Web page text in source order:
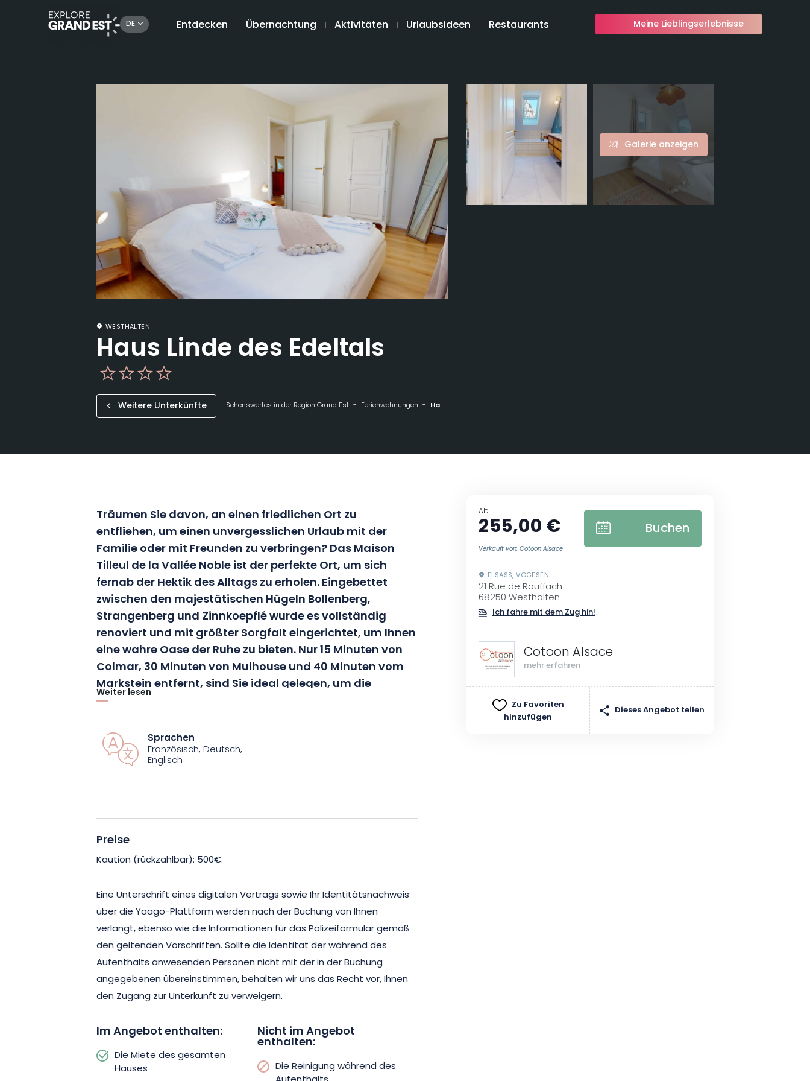
DE Entdecken Übernachtung Aktivitäten Urlaubsideen Restaurants Meine Lieblingserlebnisse
Galerie anzeigen
WESTHALTEN
Haus Linde des Edeltals
Weitere Unterkünfte Sehenswertes in der Region Grand Est Ferienwohnungen Haus Linde des Edeltals
Träumen Sie davon, an einen friedlichen Ort zu
entfliehen, um einen unvergesslichen Urlaub mit der
Familie oder mit Freunden zu verbringen? Das Maison
Tilleul de la Vallée Noble ist der perfekte Ort, um sich
fernab der Hektik des Alltags zu erholen. Eingebettet
zwischen den majestätischen Hügeln Bollenberg,
Strangenberg und Zinnkoepflé wurde es vollständig
renoviert und mit größter Sorgfalt eingerichtet, um Ihnen
eine wahre Oase der Ruhe zu bieten. Nur 15 Minuten von
Colmar, 30 Minuten von Mulhouse und 40 Minuten vom
Markstein entfernt, sind Sie ideal gelegen, um die
Umgebung zu erkunden und die ganze Schönheit des
Tauchen Sie ein in die herzliche Atmosphäre des Elsass und genießen
Sie eine wahre Oase der Ruhe im Herzen dieser symbolträchtigen
unvergessliches Erlebnis.
Sie können in einem der zwei komfortablen und gemütlichen
und verfügt über ein Schlafzimmer sowie ein geräumiges Wohnzimmer.
Hier können Sie sich in einer warmen und friedlichen Umgebung
entspannen und gleichzeitig alle modernen Annehmlichkeiten
genießen, die Sie benötigen. Die zweite Wohnung bietet Platz für bis zu
6 Personen und verfügt über zwei komfortable Schlafzimmer und ein
geräumiges Wohnzimmer.
Badezimmer mit Badewanne oder Dusche, in dem Sie sich nach einem
anstrengenden Tag erfrischen können. Das Maison Tilleul de la Vallée
Noble bietet Ihnen somit alle Annehmlichkeiten, die Sie für einen
gelungenen Aufenthalt benötigen.
Weiter lesen
Sprachen
Französisch, Deutsch,
Englisch
Preise
Kaution (rückzahlbar): 500€.
Eine Unterschrift eines digitalen Vertrags sowie Ihr Identitätsnachweis
über die Yaago-Plattform werden nach der Buchung von Ihnen
verlangt, ebenso wie die Informationen für das Polizeiformular gemäß
den geltenden Vorschriften. Sollte die Identität der während des
Aufenthalts anwesenden Personen nicht mit der in der Buchung
angegebenen übereinstimmen, behalten wir uns das Recht vor, Ihnen
den Zugang zur Unterkunft zu verweigern.
Im Angebot enthalten:
Die Miete des gesamten
Hauses
Nicht im Angebot
enthalten:
Die Reinigung während des
Ab
255,00 €
Verkauft von: Cotoon Alsace
Buchen
ELSASS, VOGESEN
21 Rue de Rouffach
68250 Westhalten
Ich fahre mit dem Zug hin!
Cotoon Alsace
mehr erfahren
Zu Favoriten
hinzufügen
Dieses Angebot teilen